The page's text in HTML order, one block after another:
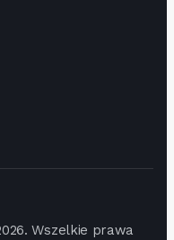
Wszelkie prawa